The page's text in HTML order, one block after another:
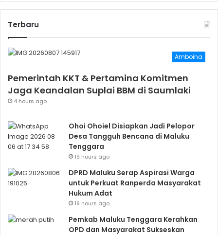
Terbaru
Amboina
Pemerintah KKT & Pertamina Komitmen
Jaga Keandalan Suplai BBM di Saumlaki
4 hours ago
Ohoi Ohoiel Disiapkan Jadi Pelopor
Desa Tangguh Bencana di Maluku
Tenggara
19 hours ago
DPRD Maluku Serap Aspirasi Warga
untuk Perkuat Ranperda Masyarakat
Hukum Adat
19 hours ago
Pemkab Maluku Tenggara Kerahkan
OPD dan Masyarakat Sukseskan